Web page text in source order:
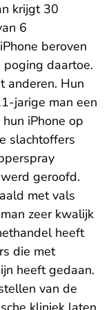
krijgt 30
6
beroven
daartoe.
anderen. Hun
jarige man een
iPhone op
slachtoffers
geroofd.
met vals
zeer kwalijk
heeft
die met
heeft gedaan.
van de